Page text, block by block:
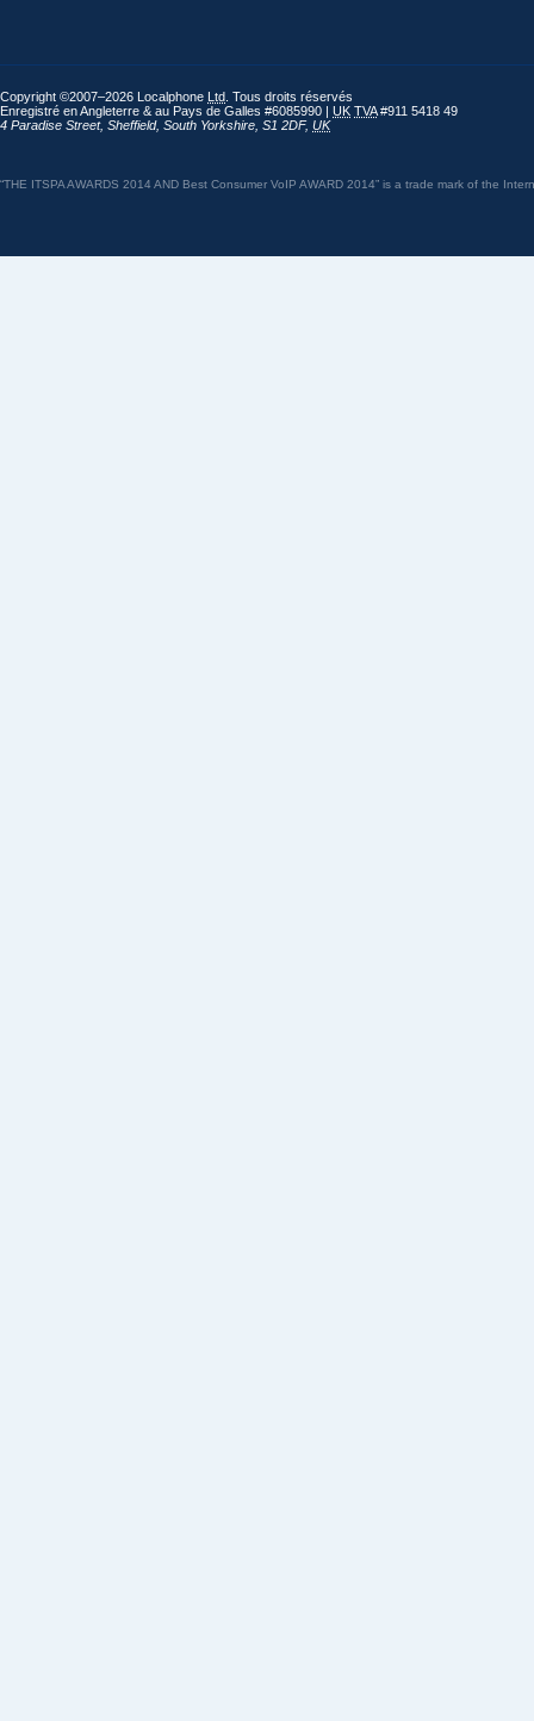
Copyright ©2007–2026 Localphone Ltd . Tous droits réservés
Enregistré en Angleterre & au Pays de Galles #6085990 | UK TVA#911 5418 49
4 Paradise Street, Sheffield, South Yorkshire S1 2DF, UK
“THE ITSPA AWARDS 2014 AND Best Consumer VoIP AWARD 2014” is a trade mark of the